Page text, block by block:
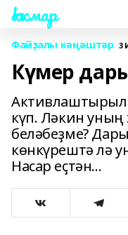
Һаҡмар
Файҙалы кәңәштәр 3
Күмер
күп. Ләкин уның
беләбеҙме?
көнкүрештә лә
Насар еҫтән...